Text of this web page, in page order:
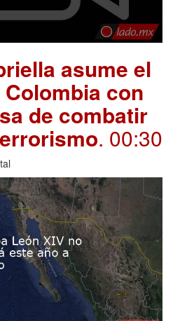
asume el
con
de combatir
. 00:30